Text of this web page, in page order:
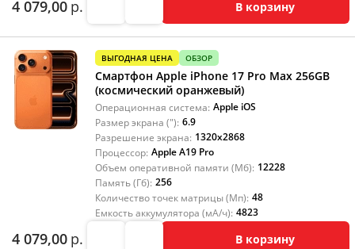
4 079,00 р. В корзину
ВЫГОДНАЯ ЦЕНА ОБЗОР
Смартфон Apple iPhone 17 Pro Max 256GB
(космический оранжевый)
Операционная система: Apple iOS
Размер экрана ("): 6.9
Разрешение экрана: 1320x2868
Процессор: Apple A19 Pro
Объем оперативной памяти (Мб): 12228
Память (Гб): 256
Количество точек матрицы (Мп): 48
Емкость аккумулятора (мА/ч): 4823
4 079,00 р. В корзину